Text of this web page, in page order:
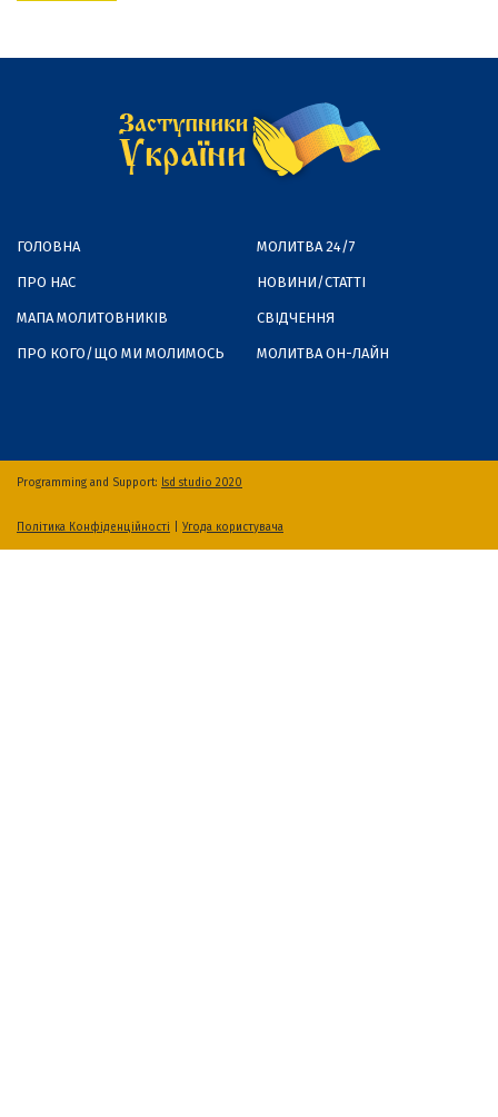
ГОЛОВНА
ПРО НАС
МАПА МОЛИТОВНИКІВ
ПРО КОГО/ЩО МИ МОЛИМОСЬ
МОЛИТВА 24/7
НОВИНИ/СТАТТІ
СВІДЧЕННЯ
МОЛИТВА ОН-ЛАЙН
Programming and Support: lsd studio 2020
Політика Конфіденційності Угода користувача